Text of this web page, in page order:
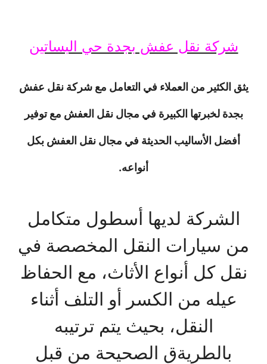
شركة نقل عفش بجدة حي البساتين
يثق الكثير من العملاء في التعامل مع شركة نقل عفش
بجدة لخبرتها الكبيرة في مجال نقل العفش مع توفير
أفضل الأساليب الحديثة في مجال نقل العفش بكل
أنواعه.
الشركة لديها أسطول متكامل
من سيارات النقل المخصصة في
نقل كل أنواع الأثاث، مع الحفاظ
عيله من الكسر أو التلف أثناء
النقل، بحيث يتم ترتيبه
بالطريةق الصحيحة من قبل